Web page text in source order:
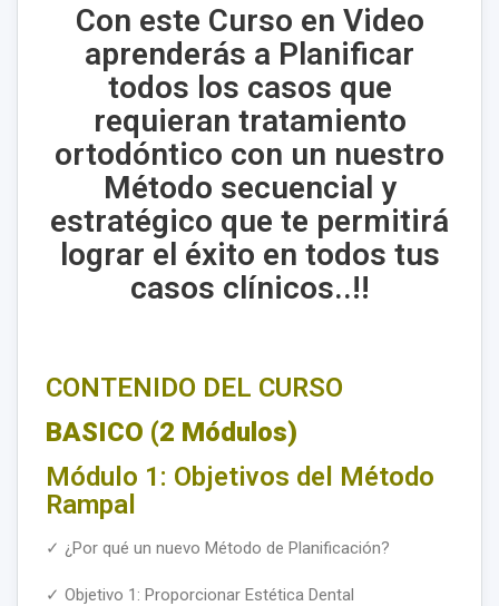
Con este Curso en Video
aprenderás a Planificar
todos los casos que
requieran tratamiento
ortodóntico con un nuestro
Método secuencial y
estratégico que te permitirá
lograr el éxito en todos tus
casos clínicos..!!
CONTENIDO DEL CURSO
BASICO (2 Módulos)
Módulo 1: Objetivos del Método
Rampal
✓ ¿Por qué un nuevo Método de Planificación?
✓ Objetivo 1: Proporcionar Estética Dental